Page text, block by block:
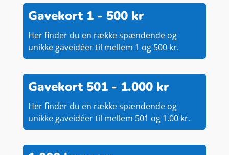
Gavekort 1 - 500 kr
Her finder du en række spændende og
unikke gaveidéer til mellem 1 og 500 kr.
Gavekort 501 - 1.000 kr
Her finder du en række spændende og
unikke gaveidéer til mellem 501 og 1.00 kr.